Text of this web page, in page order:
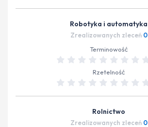
Robotyka i automatyka
Zrealizowanych zleceń 0
Terminowość
Rzetelność
Rolnictwo
Zrealizowanych zleceń 0